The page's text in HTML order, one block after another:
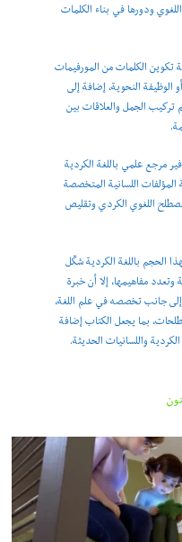
ودورها في بناء الكلمات
الكلمات من المورفيمات
النحوية، إضافة إلى
تركيب الجمل والعلاقات بين
مرجع علمي باللغة الكردية
اللسانية المتخصصة
اللغوي الكردي وتقليص
الحجم باللغة الكردية شكّل
وتعدد مفاهيمها، إلا أن خبرة
إلى جانب تخصصه في علم اللغة،
بما يجعل الكتاب إضافة
واللسانيات الحديثة.